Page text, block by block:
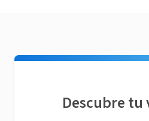
Descubre tu